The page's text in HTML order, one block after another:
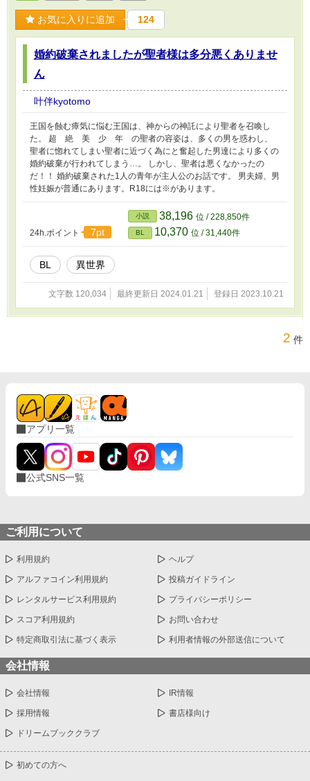
お気に入りに追加 124
婚約破棄されましたが聖者様は多分悪くありませ
ん
叶伴kyotomo
王国を蝕む瘴気に悩む王国は、神からの神託により聖者を召喚し
た。 超 絶 美 少 年 の聖者の容姿は、多くの男を惑わし、
聖者に惚れてしまい聖者に近づく為にと奮起した男達により多くの
婚約破棄が行われてしまう…。 しかし、聖者は悪くなかったの
だ！！ 婚約破棄された1人の青年が主人公のお話です。 男夫婦、男
性妊娠が普通にあります。R18には※があります。
24h.ポイント 7pt
小説 38,196 位 / 228,850件
BL 10,370 位 / 31,440件
BL 異世界
文字数 120,034 最終更新日 2024.01.21 登録日 2023.10.21
2 件
アプリ一覧
公式SNS一覧
ご利用について
利用規約 ヘルプ
アルファコイン利用規約 投稿ガイドライン
レンタルサービス利用規約 プライバシーポリシー
スコア利用規約 お問い合わせ
特定商取引法に基づく表示 利用者情報の外部送信について
会社情報
会社情報 IR情報
採用情報 書店様向け
ドリームブッククラブ
初めての方へ